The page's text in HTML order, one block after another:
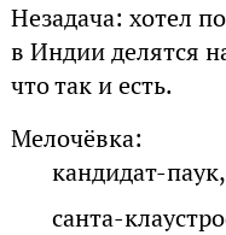
Незадача: хотел
в Индии делятся
что так и есть.
Мелочёвка:
кандидат-паук,
санта-